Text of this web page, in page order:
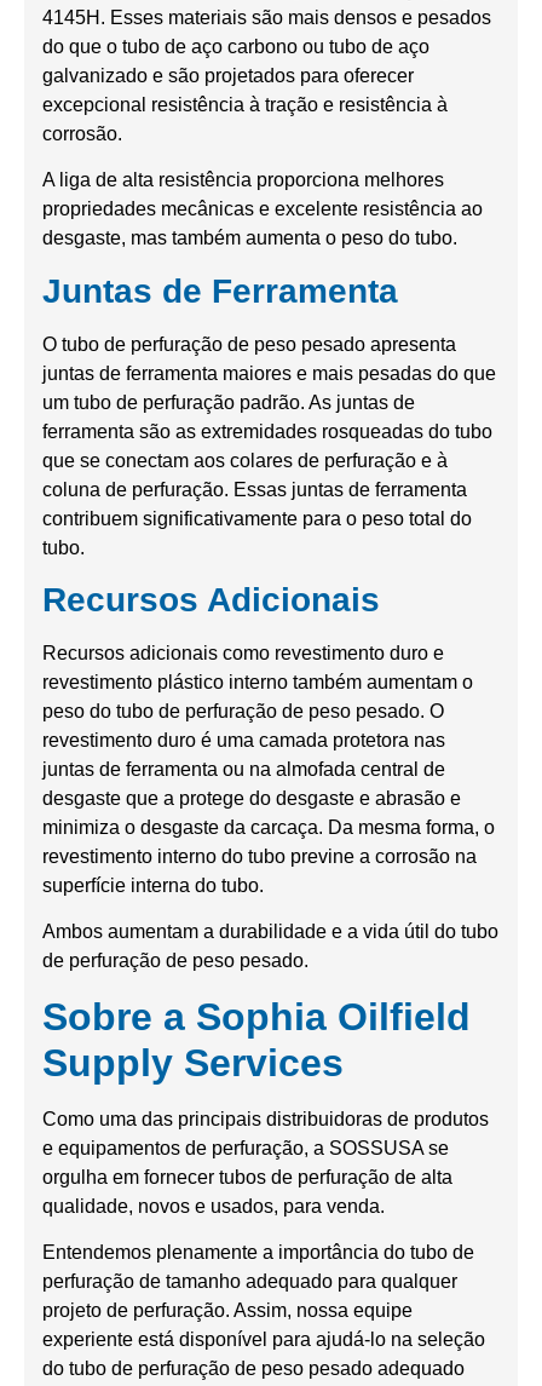
4145H. Esses materiais são mais densos e pesados
do que o tubo de aço carbono ou tubo de aço
galvanizado e são projetados para oferecer
excepcional resistência à tração e resistência à
corrosão.
A liga de alta resistência proporciona melhores
propriedades mecânicas e excelente resistência ao
desgaste, mas também aumenta o peso do tubo.
Juntas de Ferramenta
O tubo de perfuração de peso pesado apresenta
juntas de ferramenta maiores e mais pesadas do que
um tubo de perfuração padrão. As juntas de
ferramenta são as extremidades rosqueadas do tubo
que se conectam aos colares de perfuração e à
coluna de perfuração. Essas juntas de ferramenta
contribuem significativamente para o peso total do
tubo.
Recursos Adicionais
Recursos adicionais como revestimento duro e
revestimento plástico interno também aumentam o
peso do tubo de perfuração de peso pesado. O
revestimento duro é uma camada protetora nas
juntas de ferramenta ou na almofada central de
desgaste que a protege do desgaste e abrasão e
minimiza o desgaste da carcaça. Da mesma forma, o
revestimento interno do tubo previne a corrosão na
superfície interna do tubo.
Ambos aumentam a durabilidade e a vida útil do tubo
de perfuração de peso pesado.
Sobre a Sophia Oilfield
Supply Services
Como uma das principais distribuidoras de produtos
e equipamentos de perfuração, a SOSSUSA se
orgulha em fornecer tubos de perfuração de alta
qualidade, novos e usados, para venda.
Entendemos plenamente a importância do tubo de
perfuração de tamanho adequado para qualquer
projeto de perfuração. Assim, nossa equipe
experiente está disponível para ajudá-lo na seleção
do tubo de perfuração de peso pesado adequado